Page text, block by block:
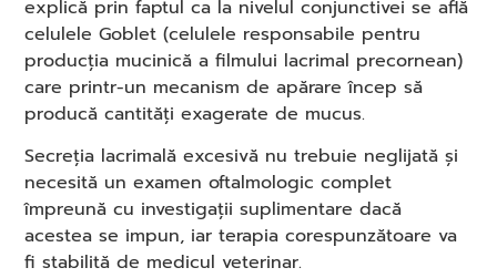
explică prin faptul ca la nivelul conjunctivei se află
celulele Goblet (celulele responsabile pentru
producția mucinică a filmului lacrimal precornean)
care printr-un mecanism de apărare încep să
producă cantități exagerate de mucus.
Secreția lacrimală excesivă nu trebuie neglijată și
necesită un examen oftalmologic complet
împreună cu investigații suplimentare dacă
acestea se impun, iar terapia corespunzătoare va
fi stabilită de medicul veterinar.